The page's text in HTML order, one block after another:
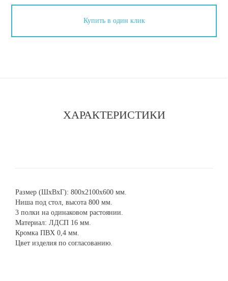
Купить в один клик
ХАРАКТЕРИСТИКИ
Размер (ШхВхГ): 800х2100х600 мм.
Ниша под стол, высота 800 мм.
3 полки на одинаковом растоянии.
Материал: ЛДСП 16 мм.
Кромка ПВХ 0,4 мм.
Цвет изделия по согласованию.